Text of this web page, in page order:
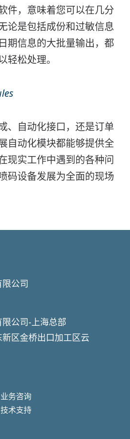
件，意味着您可以在几分
论是包括成份和过敏信息
期信息的大批量输出，都
轻松处理。
、自动化接口，还是订单
自动化模块都能够提供全
现实工作中遇到的各种问
码设备发展为全面的现场
公司
公司-上海总部
区金桥出口加工区云
业务咨询
技术支持